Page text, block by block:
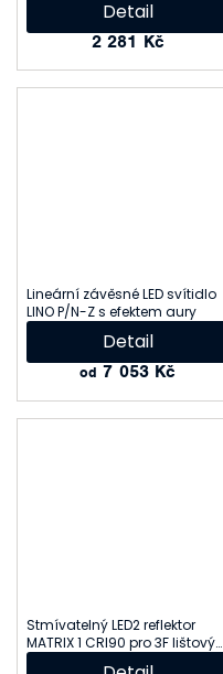
2 281 Kč
Detail
Lineární závěsné LED svítidlo
LINO P/N-Z s efektem aury
od 7 053 Kč
Detail
Stmívatelný LED2 reflektor
MATRIX 1 CRI90 pro 3F lištový
systém ECO TRACK